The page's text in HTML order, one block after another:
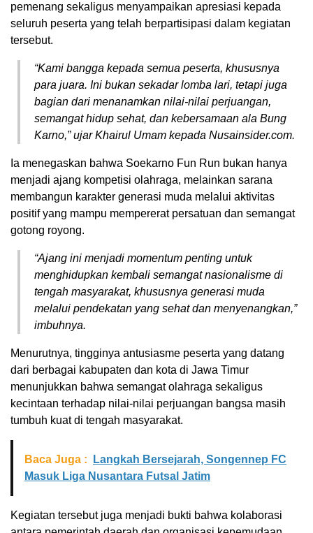
pemenang sekaligus menyampaikan apresiasi kepada
seluruh peserta yang telah berpartisipasi dalam kegiatan
tersebut.
“Kami bangga kepada semua peserta, khususnya
para juara. Ini bukan sekadar lomba lari, tetapi juga
bagian dari menanamkan nilai-nilai perjuangan,
semangat hidup sehat, dan kebersamaan ala Bung
Karno,” ujar Khairul Umam kepada Nusainsider.com.
Ia menegaskan bahwa Soekarno Fun Run bukan hanya
menjadi ajang kompetisi olahraga, melainkan sarana
membangun karakter generasi muda melalui aktivitas
positif yang mampu mempererat persatuan dan semangat
gotong royong.
“Ajang ini menjadi momentum penting untuk
menghidupkan kembali semangat nasionalisme di
tengah masyarakat, khususnya generasi muda
melalui pendekatan yang sehat dan menyenangkan,”
imbuhnya.
Menurutnya, tingginya antusiasme peserta yang datang
dari berbagai kabupaten dan kota di Jawa Timur
menunjukkan bahwa semangat olahraga sekaligus
kecintaan terhadap nilai-nilai perjuangan bangsa masih
tumbuh kuat di tengah masyarakat.
Baca Juga :
Langkah Bersejarah, Songennep FC
Masuk Liga Nusantara Futsal Jatim
Kegiatan tersebut juga menjadi bukti bahwa kolaborasi